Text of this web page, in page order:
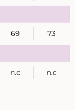
69 73
n.c n.c